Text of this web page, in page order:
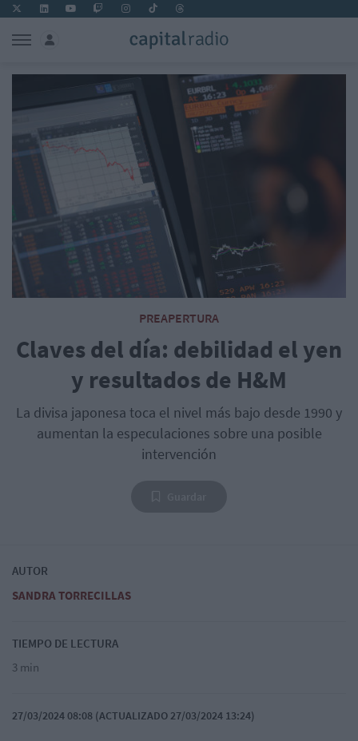
PREAPERTURA
Claves del día: debilidad el yen
y resultados de H&M
La divisa japonesa toca el nivel más bajo desde 1990 y
aumentan la especulaciones sobre una posible
intervención
AUTOR
SANDRA TORRECILLAS
TIEMPO DE LECTURA
3 min
27/03/2024 08:08 (ACTUALIZADO 27/03/2024 13:24)